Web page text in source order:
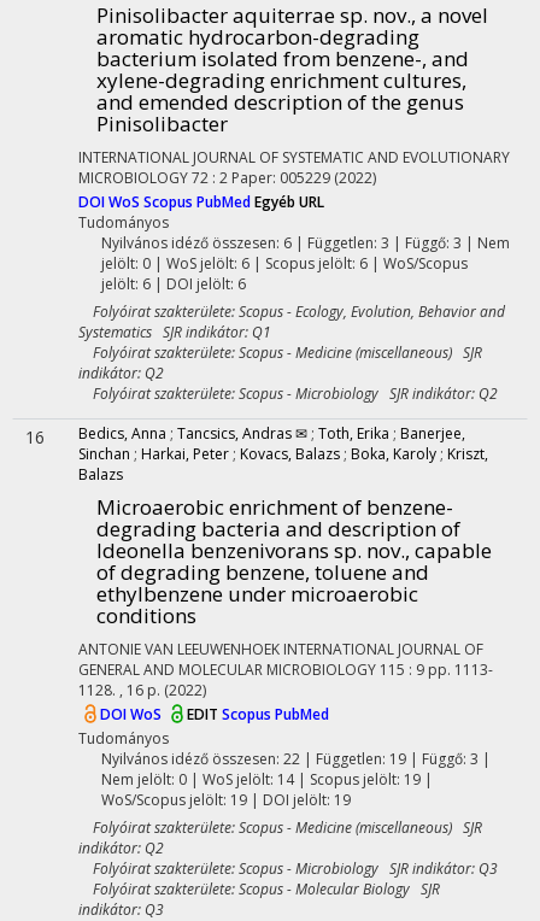
Pinisolibacter aquiterrae sp. nov., a novel
aromatic hydrocarbon-degrading
bacterium isolated from benzene-, and
xylene-degrading enrichment cultures,
and emended description of the genus
Pinisolibacter
INTERNATIONAL JOURNAL OF SYSTEMATIC AND EVOLUTIONARY
MICROBIOLOGY72 : 2 Paper: 005229 (2022)
DOIWoS Scopus PubMedEgyéb URL
Tudományos
Nyilvános idéző összesen: 6| Független: 3 | Függő: 3 | Nem
jelölt: 0 | WoS jelölt: 6 | Scopus jelölt: 6 | WoS/Scopus
jelölt: 6 | DOI jelölt: 6
Folyóirat szakterülete: Scopus - Ecology, Evolution, Behavior and
Systematics SJR indikátor: Q1
Folyóirat szakterülete: Scopus - Medicine (miscellaneous) SJR
indikátor: Q2
Folyóirat szakterülete: Scopus - Microbiology SJR indikátor: Q2
16 Bedics, Anna ; Tancsics, Andras ✉ ; Toth, Erika ; Banerjee,
Sinchan ; Harkai, Peter ; Kovacs, Balazs ; Boka, Karoly ; Kriszt,
Balazs
Microaerobic enrichment of benzene-
degrading bacteria and description of
Ideonella benzenivorans sp. nov., capable
of degrading benzene, toluene and
ethylbenzene under microaerobic
conditions
ANTONIE VAN LEEUWENHOEK INTERNATIONAL JOURNAL OF
GENERAL AND MOLECULAR MICROBIOLOGY 115 : 9 pp. 1113-
1128. , 16 p. (2022)
DOIWoS EDIT Scopus PubMed
Tudományos
Nyilvános idéző összesen: 22| Független: 19 | Függő: 3 |
Nem jelölt: 0 | WoS jelölt: 14 | Scopus jelölt: 19 |
WoS/Scopus jelölt: 19 | DOI jelölt: 19
Folyóirat szakterülete: Scopus - Medicine (miscellaneous) SJR
indikátor: Q2
Folyóirat szakterülete: Scopus - Microbiology SJR indikátor: Q3
Folyóirat szakterülete: Scopus - Molecular Biology SJR
indikátor: Q3